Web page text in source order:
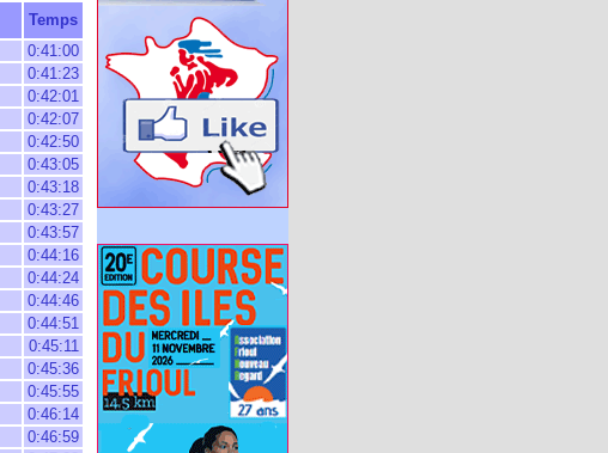
Temps
0:41:00
0:41:23
0:42:01
0:42:07
0:42:50
0:43:05
0:43:18
0:43:27
0:43:57
0:44:16
0:44:24
0:44:46
0:44:51
0:45:11
0:45:36
0:45:55
0:46:14
0:46:59